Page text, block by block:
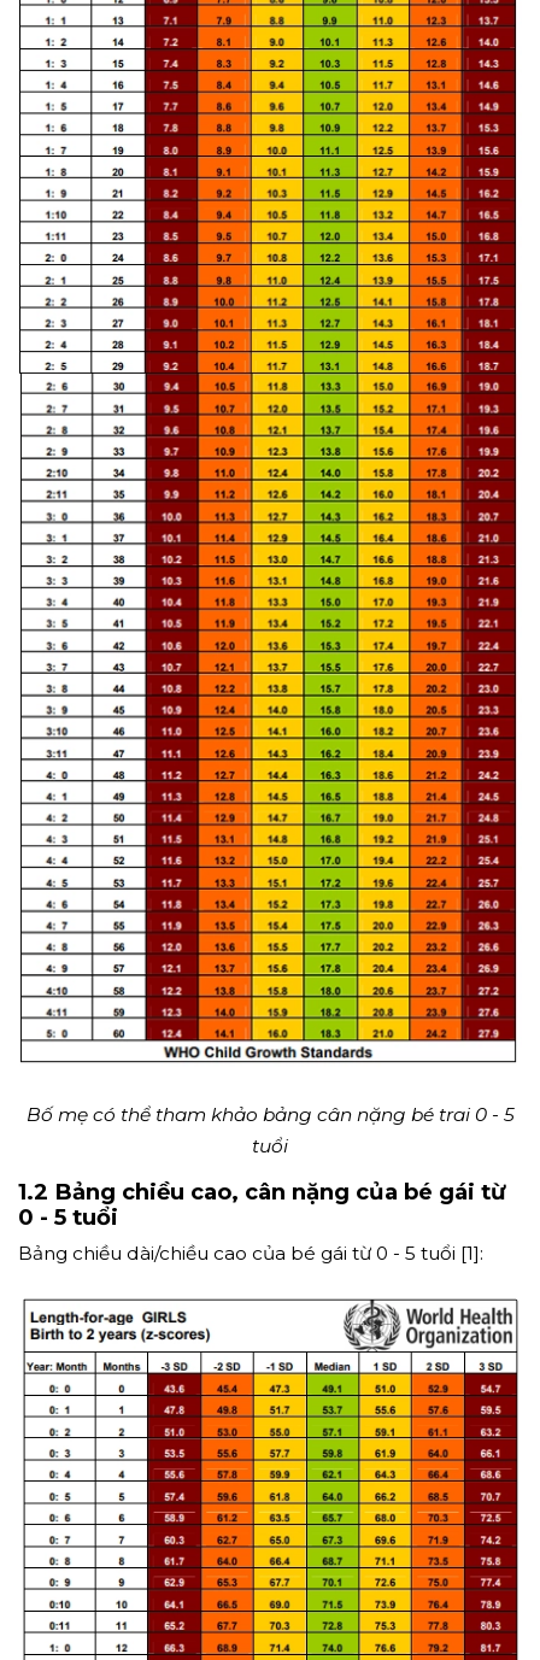
Bố mẹ có thể tham khảo bảng cân nặng bé trai 0 - 5
tuổi
1.2 Bảng chiều cao, cân nặng của bé gái từ
0 - 5 tuổi
Bảng chiều dài/chiều cao của bé gái từ 0 - 5 tuổi [1]: